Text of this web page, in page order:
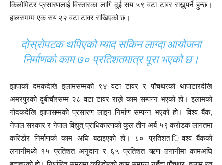
किलोमिटर प्रसारणलाई विस्तारका लागि दुई सय ५९ वटा टावर राख्नुपर्ने हुन्छ।
हालसमम्म एक सय २२ वटा टावर राखिएको छ।
दोस्रोपटक थपिएको म्याद सकिन लाग्दा आयोजना
निर्माणको काम ७० प्रतिशतमात्र पूरा भएको छ।
झापाको दमकदेखि इलामसम्मको ९४ वटा टावर र पाँचथरको थापाटारदेखि
अमरपुरको दुबीचौरसम्म २८ वटा टावर राख्ने काम सम्पन्न भएको हो। इलामको
गोदकदेखि झापासम्मको प्रसारण लाइन निर्माण सम्पन्न भएको हो। विश्व बैंक,
नेपाल सरकार र नेपाल विद्युत् प्राधिकारणको कुल तीन अर्ब ५९ करोडक लागतमा
करिडोर निर्माणको काम अघि बढाइएको हो। ८० प्रतिशत िवश्व बैंकको
लगानीमध्ये १५ प्रतिशत अनुदान र ६५ प्रतिशत ऋण लगानीमा कामअघि